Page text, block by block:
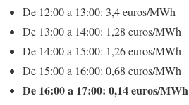
De 12:00 a 13:00: 3,4 euros/MWh
De 13:00 a 14:00: 1,28 euros/MWh
De 14:00 a 15:00: 1,26 euros/MWh
De 15:00 a 16:00: 0,68 euros/MWh
De 16:00 a 17:00: 0,14 euros/MWh